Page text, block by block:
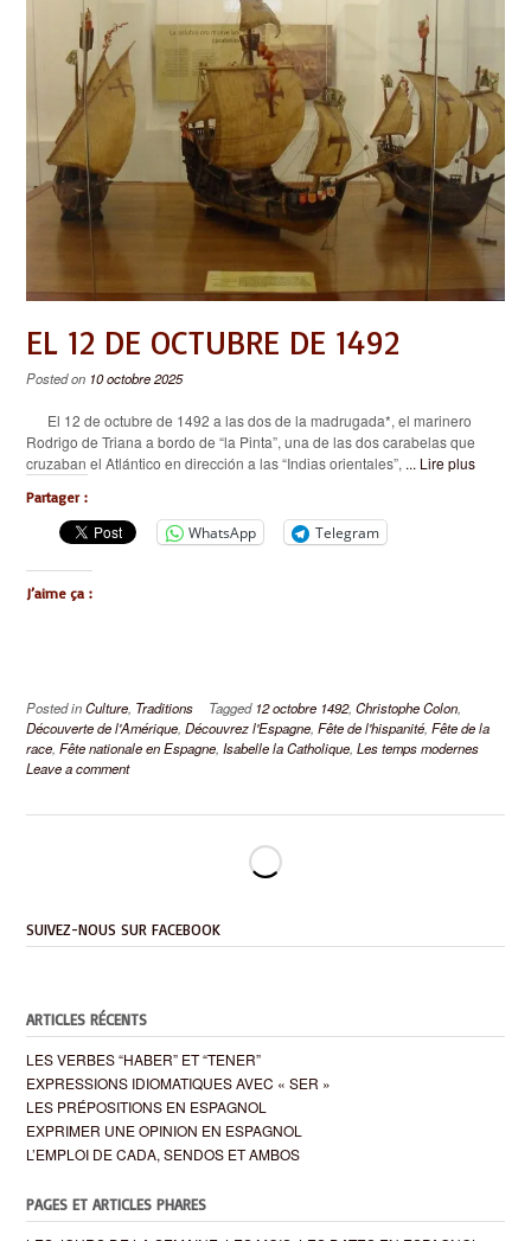
EL 12 DE OCTUBRE DE 1492
Posted on 10 octobre 2025
El 12 de octubre de 1492 a las dos de la madrugada*, el marinero
Rodrigo de Triana a bordo de “la Pinta”, una de las dos carabelas que
cruzaban el Atlántico en dirección a las “Indias orientales”, ... Lire plus
Partager :
WhatsApp Telegram
J’aime ça :
Posted inCulture, Traditions Tagged 12 octobre 1492, Christophe Colon,
Découverte de l'Amérique, Découvrez l'Espagne, Fête de l'hispanité, Fête de la
race, Fête nationale en Espagne, Isabelle la Catholique, Les temps modernes
Leave a comment
SUIVEZ-NOUS SUR FACEBOOK
ARTICLES RÉCENTS
LES VERBES “HABER” ET “TENER”
EXPRESSIONS IDIOMATIQUES AVEC « SER »
LES PRÉPOSITIONS EN ESPAGNOL
EXPRIMER UNE OPINION EN ESPAGNOL
L’EMPLOI DE CADA, SENDOS ET AMBOS
PAGES ET ARTICLES PHARES